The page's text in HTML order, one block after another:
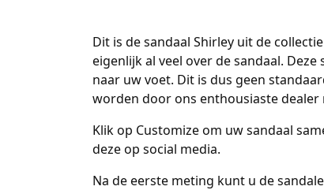
Dit is de sandaal Shirley uit de
eigenlijk al veel over de sandaal.
naar uw voet. Dit is dus geen
worden door ons enthousiaste
Klik op Customize om uw sandaal
deze op social media.
Na de eerste meting kunt u de